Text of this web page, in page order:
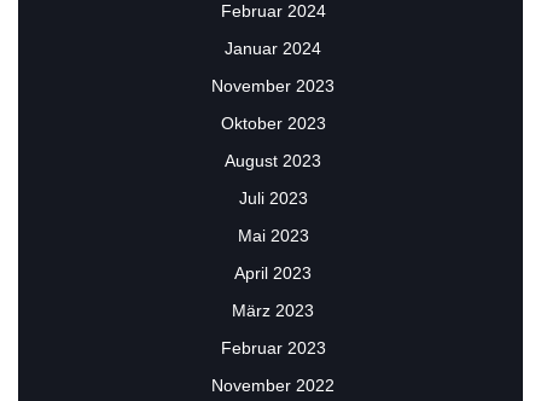
Februar 2024
Januar 2024
November 2023
Oktober 2023
August 2023
Juli 2023
Mai 2023
April 2023
März 2023
Februar 2023
November 2022